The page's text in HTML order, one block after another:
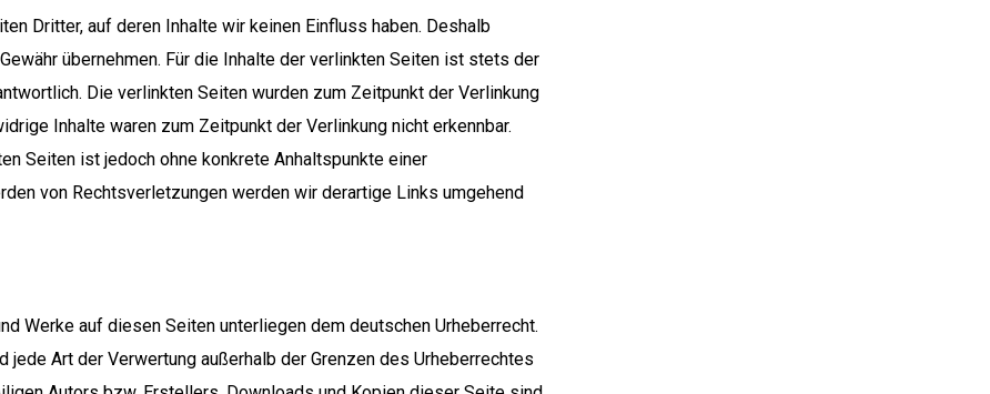
Dritter, auf deren Inhalte wir keinen Einfluss haben. Deshalb
übernehmen. Für die Inhalte der verlinkten Seiten ist stets der
Die verlinkten Seiten wurden zum Zeitpunkt der Verlinkung
Inhalte waren zum Zeitpunkt der Verlinkung nicht erkennbar.
Seiten ist jedoch ohne konkrete Anhaltspunkte einer
von Rechtsverletzungen werden wir derartige Links umgehend
Werke auf diesen Seiten unterliegen dem deutschen Urheberrecht.
jede Art der Verwertung außerhalb der Grenzen des Urheberrechtes